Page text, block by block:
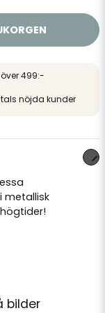
499:-
nöjda kunder
metallisk
bilder